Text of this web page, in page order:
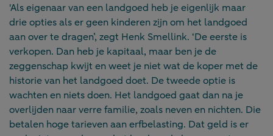
'Als eigenaar van een landgoed heb je eigenlijk maar
drie opties als er geen kinderen zijn om het landgoed
aan over te dragen’, zegt Henk Smellink. ‘De eerste is
verkopen. Dan heb je kapitaal, maar ben je de
zeggenschap kwijt en weet je niet wat de koper met de
historie van het landgoed doet. De tweede optie is
wachten en niets doen. Het landgoed gaat dan na je
overlijden naar verre familie, zoals neven en nichten. Die
betalen hoge tarieven aan erfbelasting. Dat geld is er